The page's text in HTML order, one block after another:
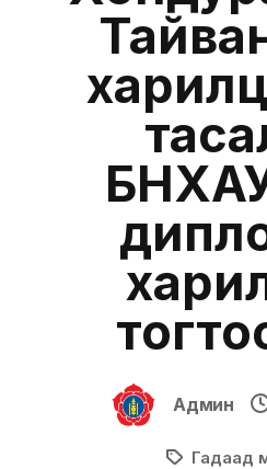
Админ
Гадаад